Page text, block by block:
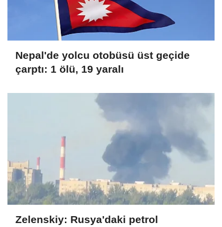
Nepal'de yolcu otobüsü üst geçide
çarptı: 1 ölü, 19 yaralı
Zelenskiy: Rusya'daki petrol